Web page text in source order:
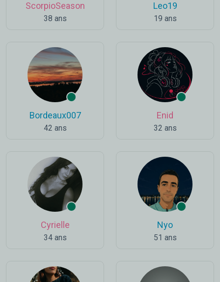
ScorpioSeason
38 ans
Leo19
19 ans
Bordeaux007
42 ans
Enid
32 ans
Cyrielle
34 ans
Nyo
51 ans